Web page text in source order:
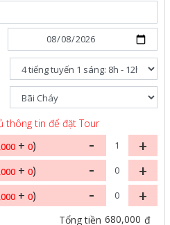
thông tin để đặt Tour
+ 0) - +
+ 0) - +
+ 0) - +
Tổng tiền 680,000 đ